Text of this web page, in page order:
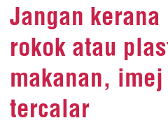
Jangan kerana
rokok atau
makanan,
tercalar